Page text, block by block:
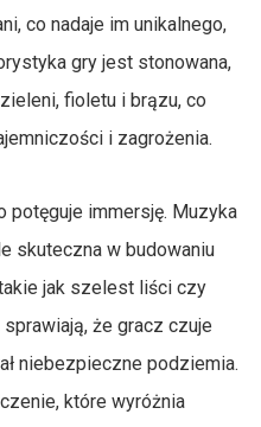
co nadaje im unikalnego,
gry jest stonowana,
fioletu i brązu, co
i zagrożenia.
potęguje immersję. Muzyka
skuteczna w budowaniu
jak szelest liści czy
że gracz czuje
niebezpieczne podziemia.
które wyróżnia